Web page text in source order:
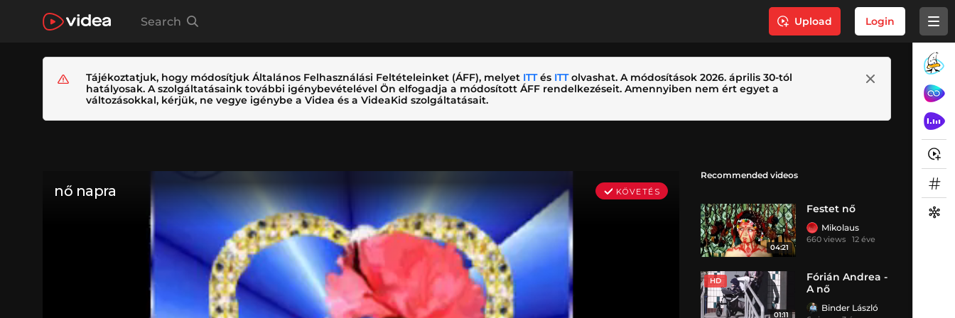
Search Upload Login
Tájékoztatjuk, hogy módosítjuk Általános Felhasználási Feltételeinket (ÁFF), melyet ITTés ITTolvashat. A módosítások 2026. április 30-tól
hatályosak. A szolgáltatásaink további igénybevételével Ön elfogadja a módosított ÁFF rendelkezéseit. Amennyiben nem ért egyet a
változásokkal, kérjük, ne vegye igénybe a Videa és a VideaKid szolgáltatásait.
Recommended videos
04:21
Festet nő
Mikolaus
660 views 12 éve
HD
01:11
Fórián Andrea -
A nő
Binder László